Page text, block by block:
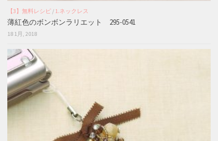
【3】無料レシピ / 1.ネックレス
薄紅色のボンボンラリエット 295-0541
18 1月, 2018